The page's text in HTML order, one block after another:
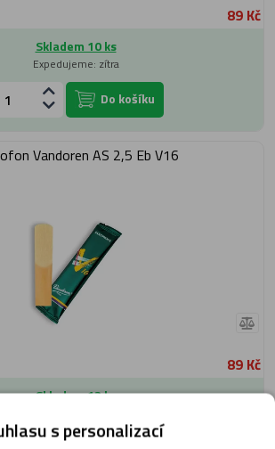
89 Kč
Skladem 10 ks
Expedujeme: zítra
Do košíku
Vandoren AS 2,5 Eb V16
89 Kč
Skladem 13 ks
s personalizací